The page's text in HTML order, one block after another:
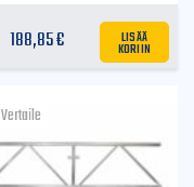
188,85€ LISÄÄ
KORIIN
Vertaile